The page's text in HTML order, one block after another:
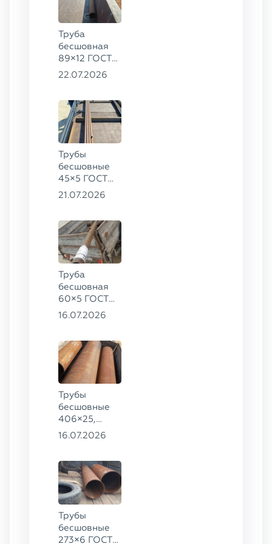
Труба
бесшовная
89×12 ГОСТ
8732-78, ст.
22.07.2026
Трубы
бесшовные
45×5 ГОСТ
8734-75, ст.
21.07.2026
Труба
бесшовная
60×5 ГОСТ
8732-78, ст.
16.07.2026
Трубы
бесшовные
406×25,
325×20,
09Г2С
16.07.2026
Трубы
бесшовные
273×6 ГОСТ